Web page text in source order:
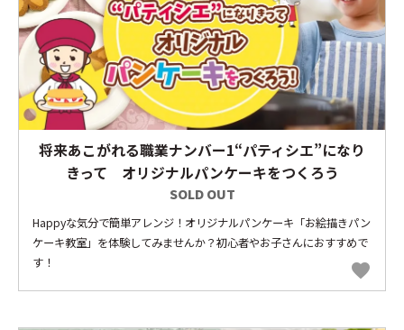
将来あこがれる職業ナンバー1“パティシエ”になり
きって オリジナルパンケーキをつくろう
SOLD OUT
Happyな気分で簡単アレンジ！オリジナルパンケーキ「お絵描きパン
ケーキ教室」を体験してみませんか？初心者やお子さんにおすすめで
す！
favorite